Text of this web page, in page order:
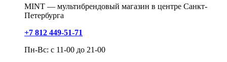
MINT — мультибрендовый магазин в центре Санкт-
Петербурга
+7 812 449-51-71
Пн-Вс: с 11-00 до 21-00